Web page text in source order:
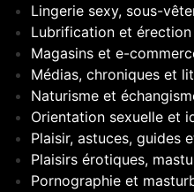
Lingerie sexy, sous-
Lubrification et érection
Magasins et e-
Médias, chroniques et
Naturisme et
Orientation sexuelle et
Plaisir, astuces, guides
Plaisirs érotiques,
Pornographie et